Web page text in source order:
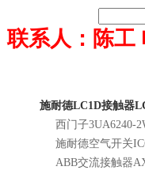
联系人：陈工
施耐德LC1D接触器
西门子3UA6240-
施耐德空气开关
ABB交流接触器